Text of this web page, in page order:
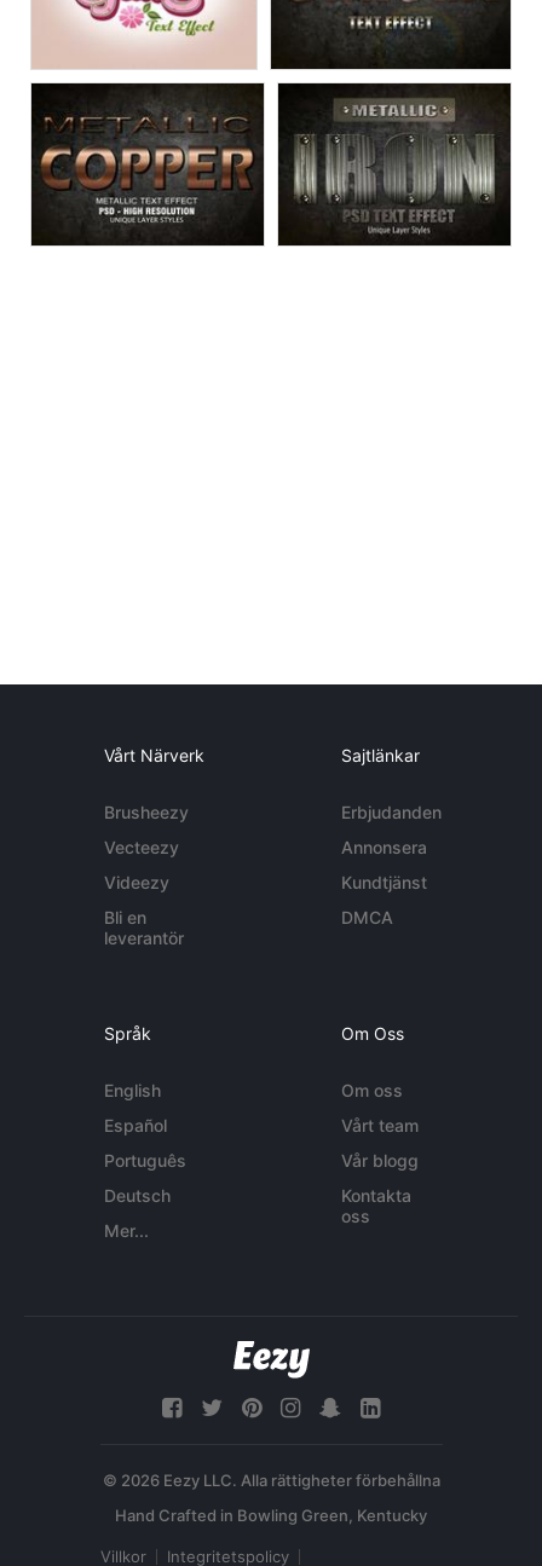
Vårt Närverk
Brusheezy
Vecteezy
Videezy
Bli en
leverantör
Sajtlänkar
Erbjudanden
Annonsera
Kundtjänst
DMCA
Språk
English
Español
Português
Deutsch
Mer...
Om Oss
Om oss
Vårt team
Vår blogg
Kontakta
oss
© 2026 Eezy LLC. Alla rättigheter förbehållna
Villkor Integritetspolicy